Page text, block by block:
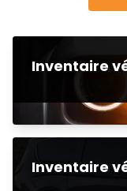
Inventaire
Inventaire